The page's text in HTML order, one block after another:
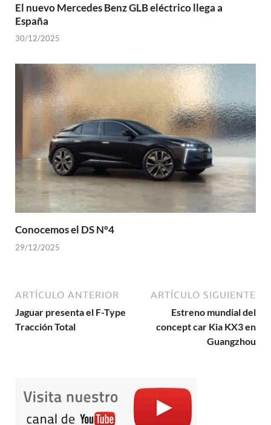
El nuevo Mercedes Benz GLB eléctrico llega a
España
30/12/2025
Conocemos el DS N°4
29/12/2025
ARTÍCULO ANTERIOR
Jaguar presenta el F-Type
Tracción Total
ARTÍCULO SIGUIENTE
Estreno mundial del
concept car Kia KX3 en
Guangzhou